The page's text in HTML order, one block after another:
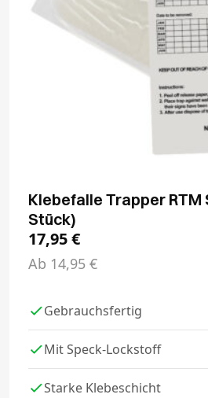
Klebefalle Trapper RTM
Stück)
17,95€
Ab 14,95 €
Gebrauchsfertig
Mit Speck-Lockstoff
Starke Klebeschicht